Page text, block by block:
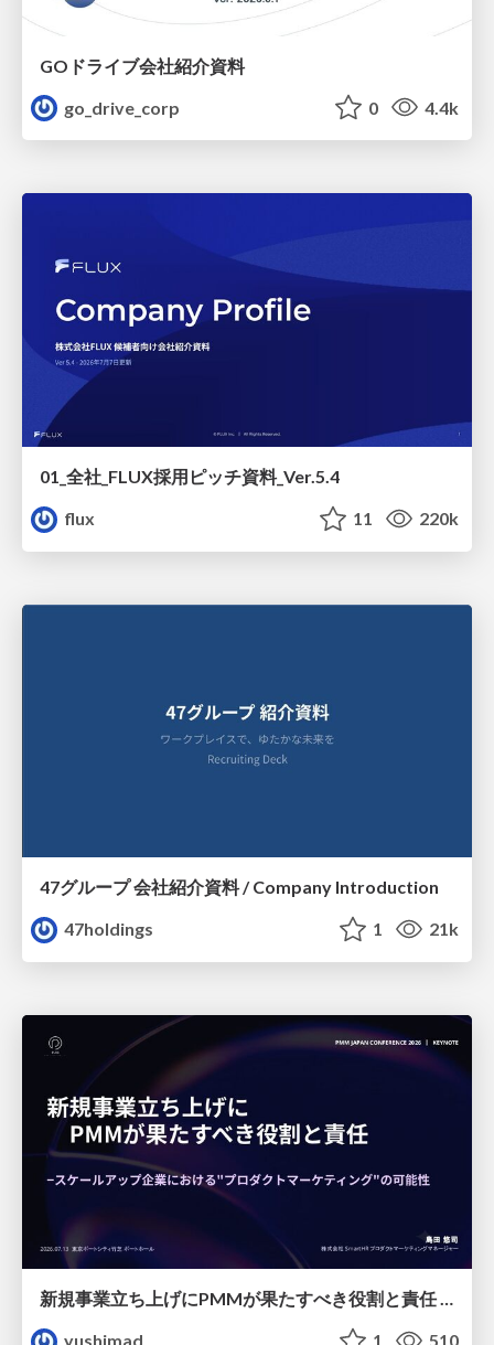
GOドライブ会社紹介資料
go_drive_corp
0 4.4k
01_全社_FLUX採用ピッチ資料_Ver.5.4
flux
11 220k
47グループ 会社紹介資料 / Company Introduction
47holdings
1 21k
yushimad
1 510